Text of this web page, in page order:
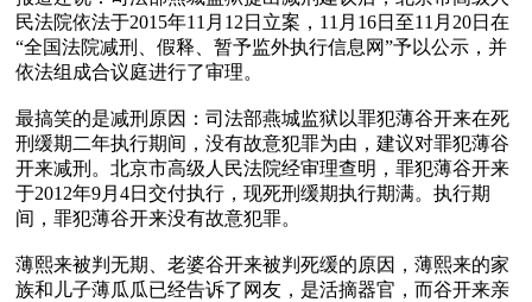
民法院依法于2015年11月12日立案，11月16日至11月20日在
“全国法院减刑、假释、暂予监外执行信息网”予以公示，并
依法组成合议庭进行了审理。
最搞笑的是减刑原因：司法部燕城监狱以罪犯薄谷开来在死
刑缓期二年执行期间，没有故意犯罪为由，建议对罪犯薄谷
开来减刑。北京市高级人民法院经审理查明，罪犯薄谷开来
于2012年9月4日交付执行，现死刑缓期执行期满。执行期
间，罪犯薄谷开来没有故意犯罪。
薄熙来被判无期、老婆谷开来被判死缓的原因，薄熙来的家
族和儿子薄瓜瓜已经告诉了网友，是活摘器官，而谷开来亲